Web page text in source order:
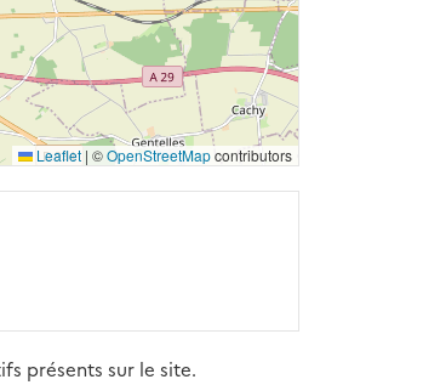
Leaflet | ©OpenStreetMapcontributors
présents sur le site.